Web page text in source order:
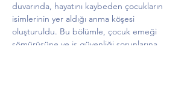
duvarında, hayatını kaybeden çocukların
isimlerinin yer aldığı anma köşesi
oluşturuldu. Bu bölümle, çocuk emeği
sömürüsüne ve iş güvenliği sorunlarına